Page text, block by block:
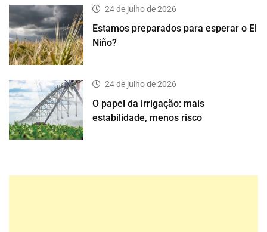
24 de julho de 2026
Estamos preparados para esperar o El
Niño?
24 de julho de 2026
O papel da irrigação: mais
estabilidade, menos risco